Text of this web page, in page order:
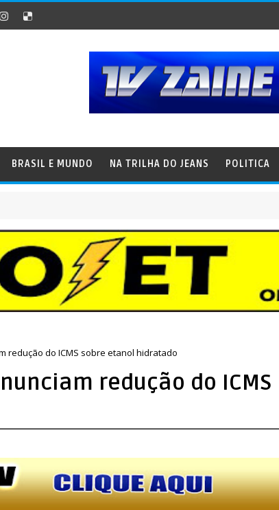
BRASIL E MUNDO NA TRILHA DO JEANS POLITICA
redução do ICMS sobre etanol hidratado
redução do ICMS